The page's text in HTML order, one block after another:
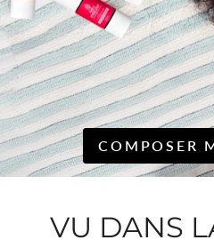
COMPOSER
VU DANS